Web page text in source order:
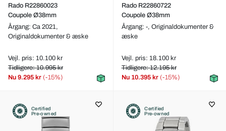
Rado R22860023
Coupole Ø38mm
Årgang: Ca 2021,
Originaldokumenter & æske
Vejl. pris: 10.100 kr
Tidligere: 10.995 kr
Nu 9.295 kr (-15%)
Rado R22860722
Coupole Ø38mm
Årgang: -, Originaldokumenter &
æske
Vejl. pris: 18.100 kr
Tidligere: 12.195 kr
Nu 10.395 kr (-15%)
Certified
Pre-owned
Certified
Pre-owned